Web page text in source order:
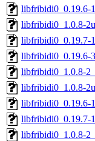
libfribidi0_0.19.6-
libfribidi0_1.0.8-
libfribidi0_0.19.7-
libfribidi0_0.19.6-
libfribidi0_1.0.8-
libfribidi0_1.0.8-
libfribidi0_0.19.6-
libfribidi0_0.19.7-
libfribidi0_1.0.8-